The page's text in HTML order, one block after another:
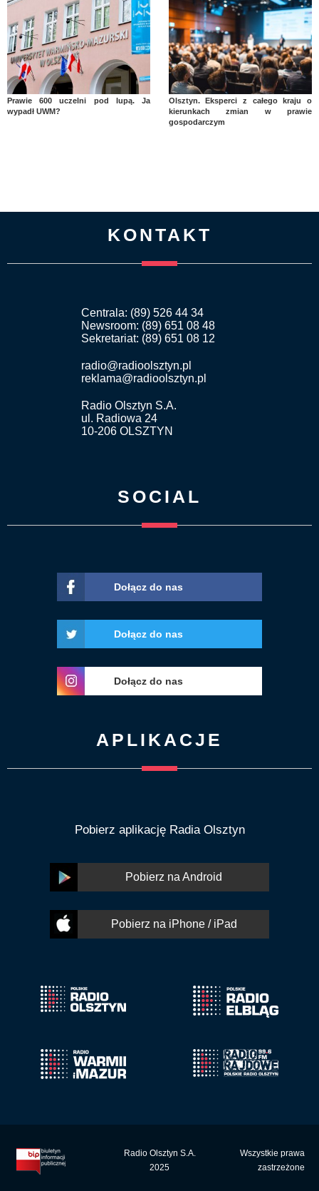
Prawie 600 uczelni pod lupą. Ja
wypadł UWM?
Olsztyn. Eksperci z całego kraju o
kierunkach zmian w prawie
gospodarczym
KONTAKT
Centrala: (89) 526 44 34
Newsroom: (89) 651 08 48
Sekretariat: (89) 651 08 12
radio@radioolsztyn.pl
reklama@radioolsztyn.pl
Radio Olsztyn S.A.
ul. Radiowa 24
10-206 OLSZTYN
SOCIAL
Dołącz do nas
Dołącz do nas
Dołącz do nas
APLIKACJE
Pobierz aplikację Radia Olsztyn
Pobierz na Android
Pobierz na iPhone / iPad
Radio Olsztyn S.A.
2025
Wszystkie prawa
zastrzeżone